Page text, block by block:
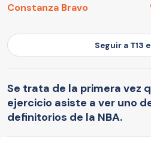
Constanza Bravo
Seguir a T13
Se trata de la primera vez
ejercicio asiste a ver uno
definitorios de la NBA.